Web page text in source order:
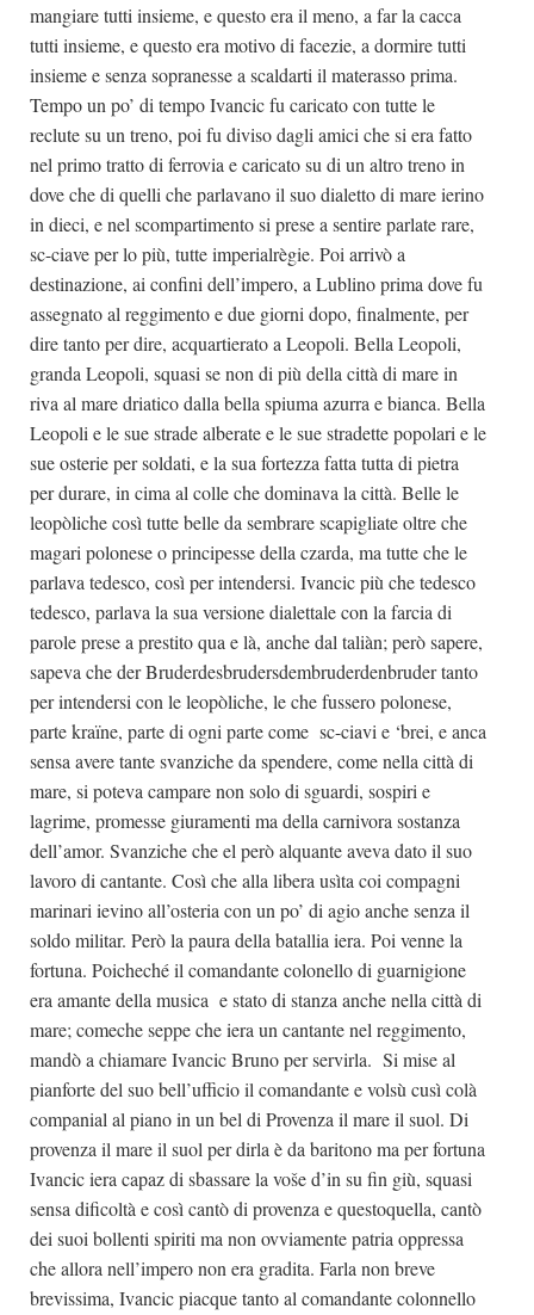
mangiare tutti insieme, e questo era il meno, a far la cacca
tutti insieme, e questo era motivo di facezie, a dormire tutti
insieme e senza sopranesse a scaldarti il materasso prima.
Tempo un po’ di tempo Ivancic fu caricato con tutte le
reclute su un treno, poi fu diviso dagli amici che si era fatto
nel primo tratto di ferrovia e caricato su di un altro treno in
dove che di quelli che parlavano il suo dialetto di mare ierino
in dieci, e nel scompartimento si prese a sentire parlate rare,
sc-ciave per lo più, tutte imperialrègie. Poi arrivò a
destinazione, ai confini dell’impero, a Lublino prima dove fu
assegnato al reggimento e due giorni dopo, finalmente, per
dire tanto per dire, acquartierato a Leopoli. Bella Leopoli,
granda Leopoli, squasi se non di più della città di mare in
riva al mare driatico dalla bella spiuma azurra e bianca. Bella
Leopoli e le sue strade alberate e le sue stradette popolari e le
sue osterie per soldati, e la sua fortezza fatta tutta di pietra
per durare, in cima al colle che dominava la città. Belle le
leopòliche così tutte belle da sembrare scapigliate oltre che
magari polonese o principesse della czarda, ma tutte che le
parlava tedesco, così per intendersi. Ivancic più che tedesco
tedesco, parlava la sua versione dialettale con la farcia di
parole prese a prestito qua e là, anche dal taliàn; però sapere,
sapeva che der Bruderdesbrudersdembruderdenbruder tanto
per intendersi con le leopòliche, le che fussero polonese,
parte kraïne, parte di ogni parte come sc-ciavi e ‘brei, e anca
sensa avere tante svanziche da spendere, come nella città di
mare, si poteva campare non solo di sguardi, sospiri e
lagrime, promesse giuramenti ma della carnivora sostanza
dell’amor. Svanziche che el però alquante aveva dato il suo
lavoro di cantante. Così che alla libera usìta coi compagni
marinari ievino all’osteria con un po’ di agio anche senza il
soldo militar. Però la paura della batallia iera. Poi venne la
fortuna. Poicheché il comandante colonello di guarnigione
era amante della musica e stato di stanza anche nella città di
mare; comeche seppe che iera un cantante nel reggimento,
mandò a chiamare Ivancic Bruno per servirla. Si mise al
pianforte del suo bell’ufficio il comandante e volsù cusì colà
companial al piano in un bel di Provenza il mare il suol. Di
provenza il mare il suol per dirla è da baritono ma per fortuna
Ivancic iera capaz di sbassare la voše d’in su fin giù, squasi
sensa dificoltà e così cantò di provenza e questoquella, cantò
dei suoi bollenti spiriti ma non ovviamente patria oppressa
che allora nell’impero non era gradita. Farla non breve
brevissima, Ivancic piacque tanto al comandante colonnello